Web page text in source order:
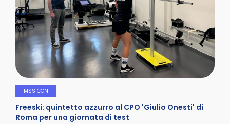
IMSS CONI
Freeski: quintetto azzurro al CPO 'Giulio Onesti' di
Roma per una giornata di test